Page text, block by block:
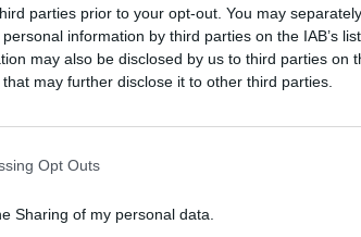
parties prior to your opt-out. You may
information by third parties on the IAB’s
may also be disclosed by us to third parties on
that may further disclose it to other third parties.
Opt Outs
Sharing of my personal data.
ad